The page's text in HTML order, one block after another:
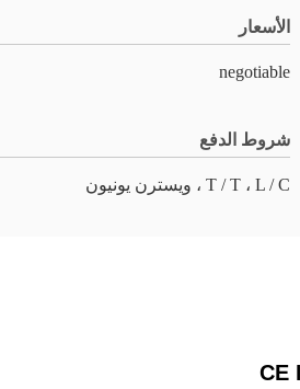
الأسعار
negotiable
شروط الدفع
T / T ، L / C ، ويسترن يونيون